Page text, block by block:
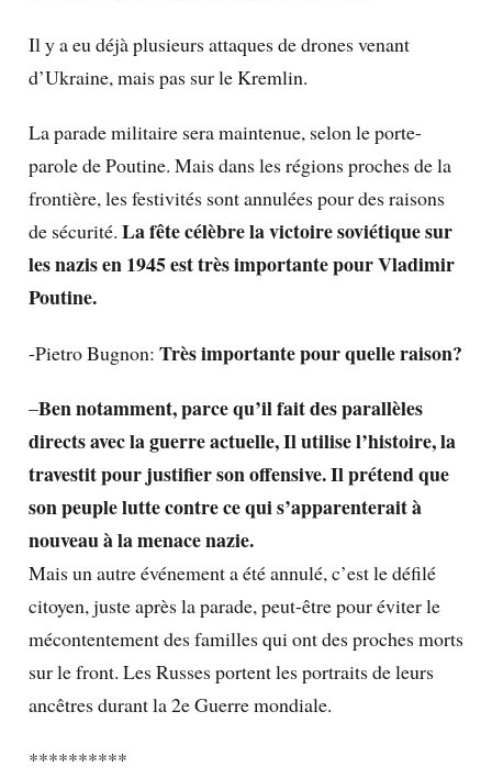
Il y a eu déjà plusieurs attaques de drones venant
d’Ukraine, mais pas sur le Kremlin.
La parade militaire sera maintenue, selon le porte-
parole de Poutine. Mais dans les régions proches de la
frontière, les festivités sont annulées pour des raisons
de sécurité. La fête célèbre la victoire soviétique sur
les nazis en 1945 est très importante pour Vladimir
Poutine.
-Pietro Bugnon: Très importante pour quelle raison?
–Ben notamment, parce qu’il fait des parallèles
directs avec la guerre actuelle, Il utilise l’histoire, la
travestit pour justifier son offensive. Il prétend que
son peuple lutte contre ce qui s’apparenterait à
nouveau à la menace nazie.
Mais un autre événement a été annulé, c’est le défilé
citoyen, juste après la parade, peut-être pour éviter le
mécontentement des familles qui ont des proches morts
sur le front. Les Russes portent les portraits de leurs
ancêtres durant la 2e Guerre mondiale.
**********